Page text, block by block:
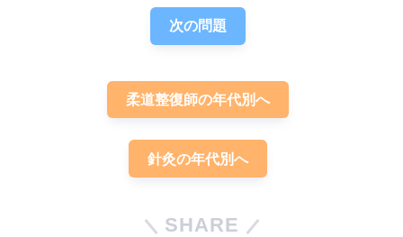
次の問題
柔道整復師の年代別へ
針灸の年代別へ
SHARE